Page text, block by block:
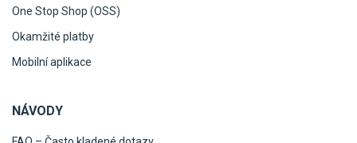
One Stop Shop (OSS)
Okamžité platby
Mobilní aplikace
NÁVODY